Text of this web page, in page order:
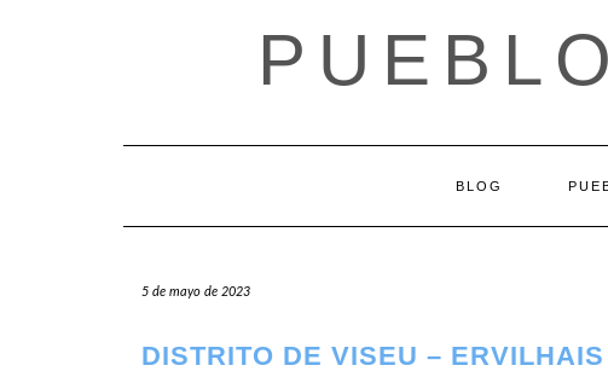
BLOG
5 de mayo de 2023
DISTRITO DE VISEU – ERVILHAIS